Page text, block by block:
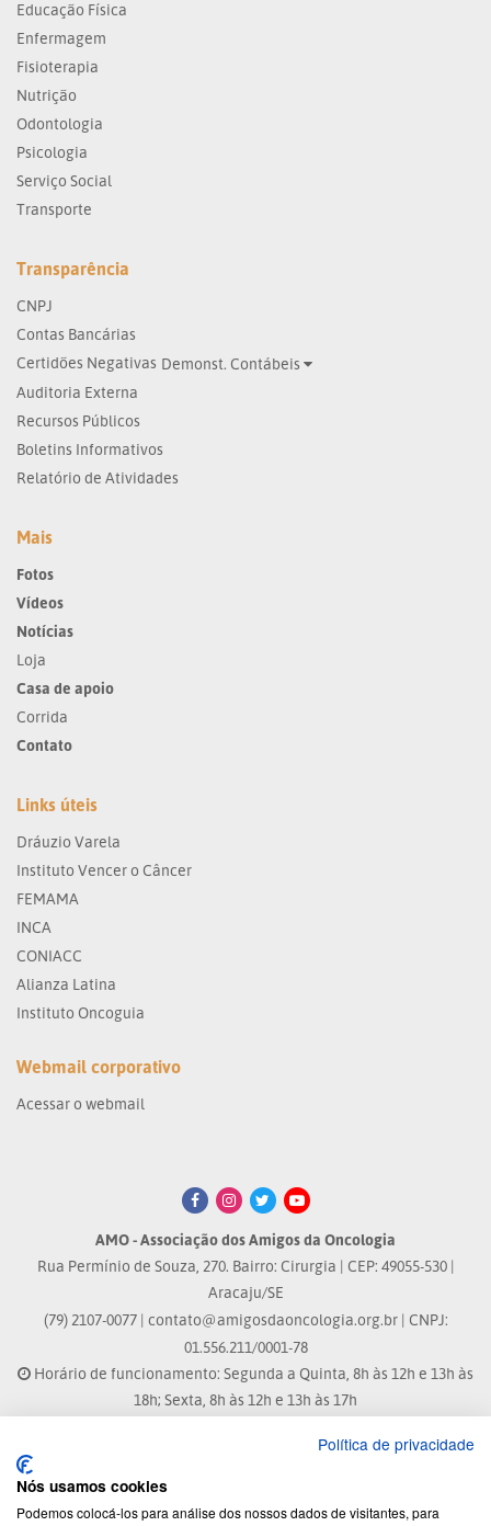
Educação Física
Enfermagem
Fisioterapia
Nutrição
Odontologia
Psicologia
Serviço Social
Transporte
Transparência
CNPJ
Contas Bancárias
Certidões Negativas Demonst. Contábeis
Auditoria Externa
Recursos Públicos
Boletins Informativos
Relatório de Atividades
Mais
Fotos
Vídeos
Notícias
Loja
Casa de apoio
Corrida
Contato
Links úteis
Dráuzio Varela
Instituto Vencer o Câncer
FEMAMA
INCA
CONIACC
Alianza Latina
Instituto Oncoguia
Webmail corporativo
Acessar o webmail
AMO - Associação dos Amigos da Oncologia
Rua Permínio de Souza, 270. Bairro: Cirurgia | CEP: 49055-530 |
Aracaju/SE
(79) 2107-0077 | contato@amigosdaoncologia.org.br| CNPJ:
01.556.211/0001-78
Horário de funcionamento: Segunda a Quinta, 8h às 12h e 13h às
18h; Sexta, 8h às 12h e 13h às 17h
Site atualizado em: 07/08/2026 às 17:25h
® Marca Registrada
Política de privacidade
Nós usamos cookies
Podemos colocá-los para análise dos nossos dados de visitantes, para